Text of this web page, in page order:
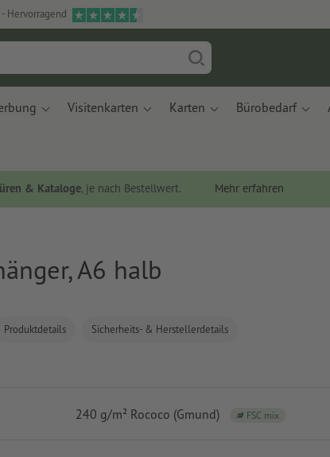
Hervorragend
Visitenkarten Karten Bürobedarf
& Kataloge, je nach Bestellwert. Mehr erfahren
A6 halb
Produktdetails Sicherheits- & Herstellerdetails
240 g/m² Rococo (Gmund) FSC mix